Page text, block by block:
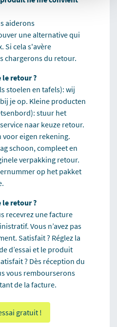
aiderons
une alternative qui
Si cela s'avère
chargerons du retour.
retour ?
stoelen en tafels): wij
je op. Kleine producten
stuur het
naar keuze retour.
voor eigen rekening.
schoon, compleet en
verpakking retour.
op het pakket
retour ?
recevrez une facture
Vous n’avez pas
Satisfait ? Réglez la
d’essai et le produit
? Dès réception du
vous rembourserons
de la facture.
gratuit !